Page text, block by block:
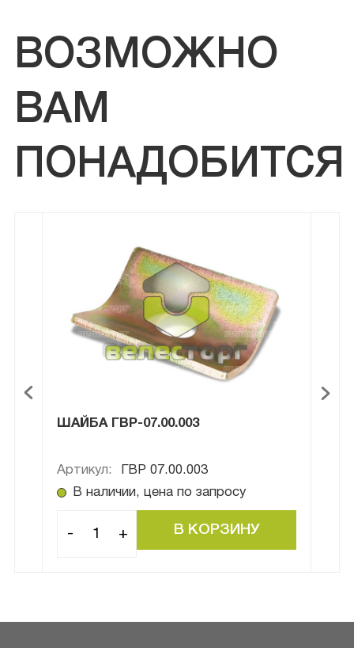
ВОЗМОЖНО
ВАМ
ПОНАДОБИТСЯ
ШАЙБА ГВР-07.00.003
Артикул:
ГВР 07.00.003
В наличии, цена по запросу
- +